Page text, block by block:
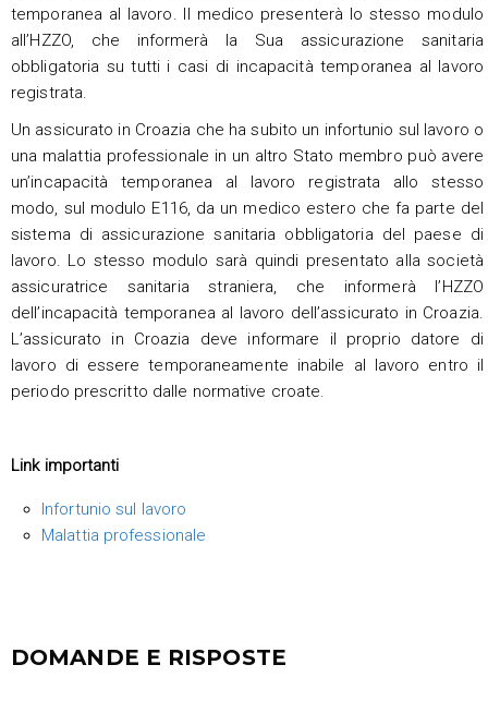
temporanea al lavoro. Il medico presenterà lo stesso modulo
all’HZZO, che informerà la Sua assicurazione sanitaria
obbligatoria su tutti i casi di incapacità temporanea al lavoro
registrata.
Un assicurato in Croazia che ha subito un infortunio sul lavoro o
una malattia professionale in un altro Stato membro può avere
un’incapacità temporanea al lavoro registrata allo stesso
modo, sul modulo E116, da un medico estero che fa parte del
sistema di assicurazione sanitaria obbligatoria del paese di
lavoro. Lo stesso modulo sarà quindi presentato alla società
assicuratrice sanitaria straniera, che informerà l’HZZO
dell’incapacità temporanea al lavoro dell’assicurato in Croazia.
L’assicurato in Croazia deve informare il proprio datore di
lavoro di essere temporaneamente inabile al lavoro entro il
periodo prescritto dalle normative croate.
Link importanti
Infortunio sul lavoro
Malattia professionale
DOMANDE E RISPOSTE